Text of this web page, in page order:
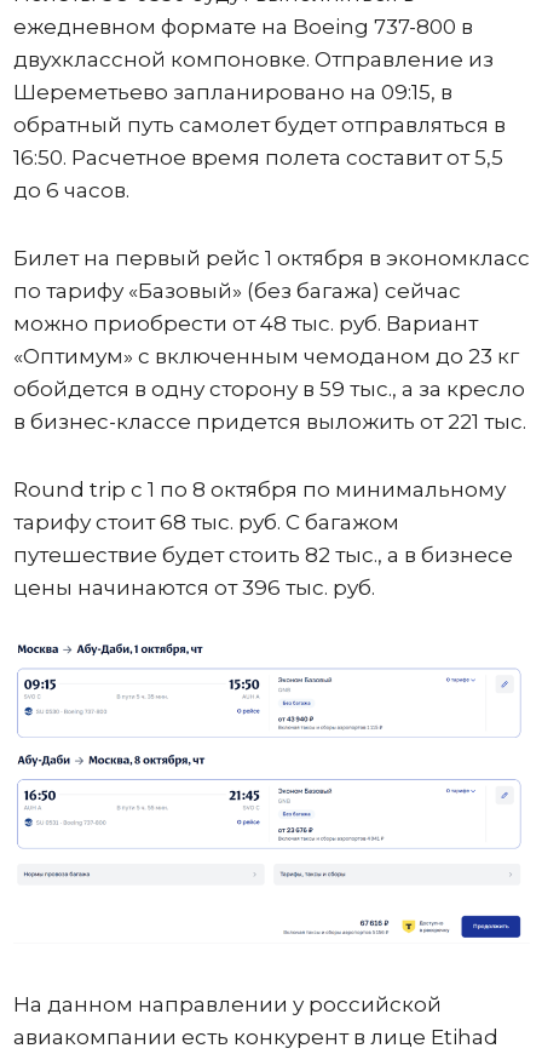
ежедневном формате на Boeing 737-800 в
двухклассной компоновке. Отправление из
Шереметьево запланировано на 09:15, в
обратный путь самолет будет отправляться в
16:50. Расчетное время полета составит от 5,5
до 6 часов.
Билет на первый рейс 1 октября в экономкласс
по тарифу «Базовый» (без багажа) сейчас
можно приобрести от 48 тыс. руб. Вариант
«Оптимум» с включенным чемоданом до 23 кг
обойдется в одну сторону в 59 тыс., а за кресло
в бизнес-классе придется выложить от 221 тыс.
Round trip с 1 по 8 октября по минимальному
тарифу стоит 68 тыс. руб. С багажом
путешествие будет стоить 82 тыс., а в бизнесе
цены начинаются от 396 тыс. руб.
На данном направлении у российской
авиакомпании есть конкурент в лице Etihad